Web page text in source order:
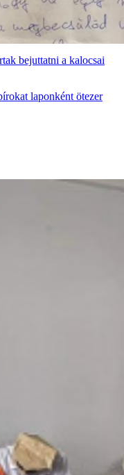
bejuttatni a kalocsai
laponként ötezer